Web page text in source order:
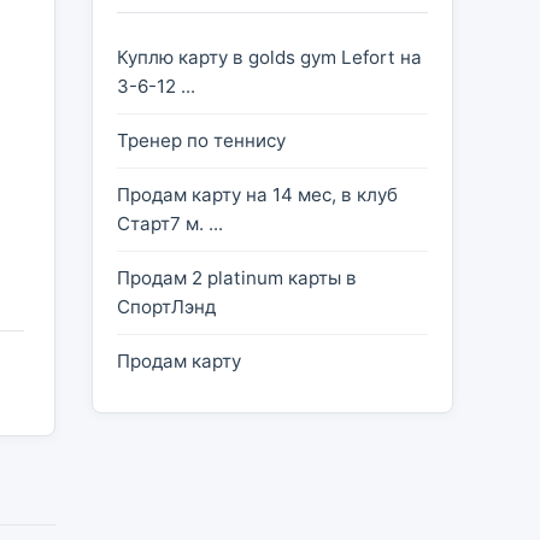
Куплю карту в golds gym Lefort на
3-6-12 ...
Тренер по теннису
Продам карту на 14 мес, в клуб
Старт7 м. ...
Продам 2 platinum карты в
СпортЛэнд
Продам карту